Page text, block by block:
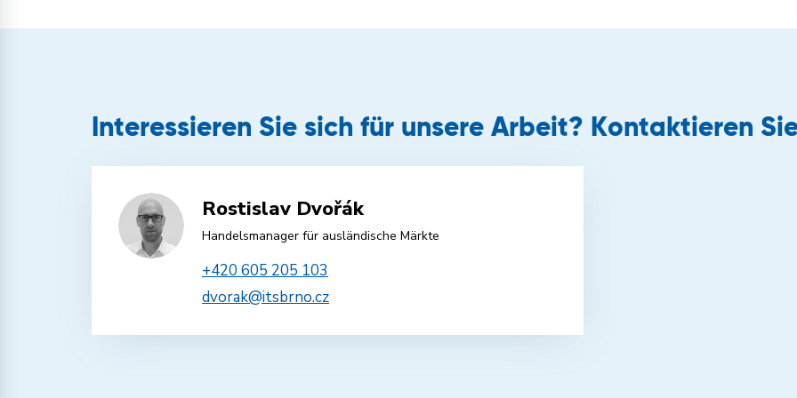
Interessieren Sie sich für unsere Arbeit? Kontaktieren
Rostislav Dvořák
Handelsmanager für ausländische Märkte
+420 605 205 103
dvorak@itsbrno.cz